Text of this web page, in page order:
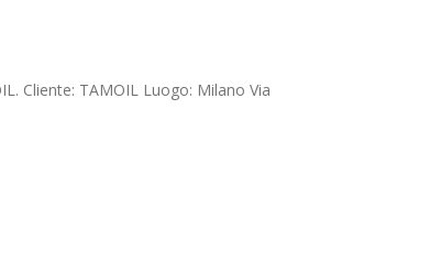
Cliente: TAMOIL Luogo: Milano Via